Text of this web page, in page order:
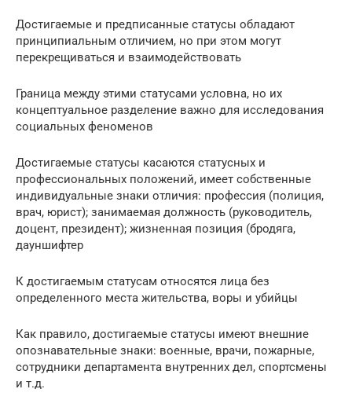
Достигаемые и предписанные статусы обладают
принципиальным отличием, но при этом могут
перекрещиваться и взаимодействовать
Граница между этими статусами условна, но их
концептуальное разделение важно для исследования
социальных феноменов
Достигаемые статусы касаются статусных и
профессиональных положений, имеет собственные
индивидуальные знаки отличия: профессия (полиция,
врач, юрист); занимаемая должность (руководитель,
доцент, президент); жизненная позиция (бродяга,
дауншифтер
К достигаемым статусам относятся лица без
определенного места жительства, воры и убийцы
Как правило, достигаемые статусы имеют внешние
опознавательные знаки: военные, врачи, пожарные,
сотрудники департамента внутренних дел, спортсмены
и т.д.